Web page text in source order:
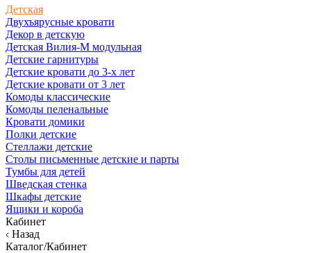
Детская
Двухъярусные кровати
Декор в детскую
Детская Вилия-М модульная
Детские гарнитуры
Детские кровати до 3-х лет
Детские кровати от 3 лет
Комоды классические
Комоды пеленальные
Кровати домики
Полки детские
Стеллажи детские
Столы письменные детские и парты
Тумбы для детей
Шведская стенка
Шкафы детские
Ящики и короба
Кабинет
Назад
Каталог/Кабинет